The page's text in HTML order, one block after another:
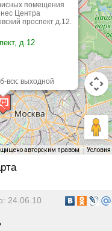
помещения
Центра
проспект д.12.
д.12
вск: выходной
авторским правом Условия
24.06.10